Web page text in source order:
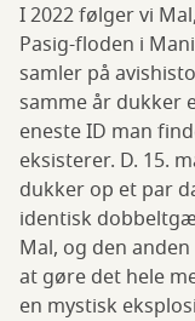
I 2022 følger vi
Pasig-floden i
samler på
samme år dukker
eneste ID man
eksisterer. D. 15.
dukker op et par
identisk
Mal, og den
at gøre det hele
en mystisk